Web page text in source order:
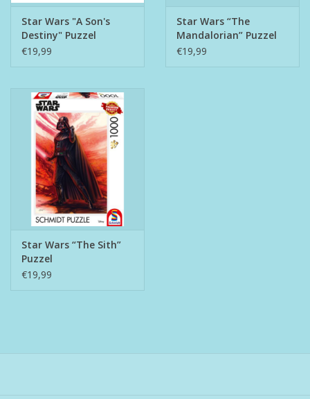
Star Wars "A Son's
Destiny" Puzzel
€19,99
Star Wars “The
Mandalorian” Puzzel
€19,99
Star Wars “The Sith”
Puzzel
€19,99